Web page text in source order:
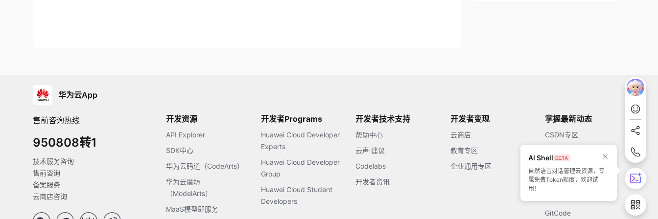
AI Shell
自然语言对话管理云资源，专
属免费Token额度，欢迎试
用！
华为云App
售前咨询热线
950808转1
技术服务咨询
售前咨询
备案服务
云商店咨询
开发资源
API Explorer
SDK中心
华为云码道（CodeArts）
华为云魔坊
（ModelArts）
MaaS模型即服务
开发者Programs
Huawei Cloud Developer
Experts
Huawei Cloud Developer
Group
Huawei Cloud Student
Developers
开发者技术支持
帮助中心
云声·建议
Codelabs
开发者资讯
开发者变现
云商店
教育专区
企业通用专区
掌握最新动态
CSDN专区
开源中国
51CTO
GitCode